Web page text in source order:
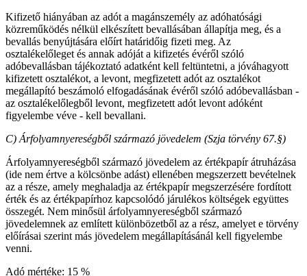
Kifizető hiányában az adót a magánszemély az adóhatósági
közreműködés nélkül elkészített bevallásában állapítja meg, és a
bevallás benyújtására előírt határidőig fizeti meg. Az
osztalékelőleget és annak adóját a kifizetés évéről szóló
adóbevallásban tájékoztató adatként kell feltüntetni, a jóváhagyott
kifizetett osztalékot, a levont, megfizetett adót az osztalékot
megállapító beszámoló elfogadásának évéről szóló adóbevallásban -
az osztalékelőlegből levont, megfizetett adót levont adóként
figyelembe véve - kell bevallani.
C) Árfolyamnyereségből származó jövedelem (Szja törvény 67.§)
Árfolyamnyereségből származó jövedelem az értékpapír átruházása
(ide nem értve a kölcsönbe adást) ellenében megszerzett bevételnek
az a része, amely meghaladja az értékpapír megszerzésére fordított
érték és az értékpapírhoz kapcsolódó járulékos költségek együttes
összegét. Nem minősül árfolyamnyereségből származó
jövedelemnek az említett különbözetből az a rész, amelyet e törvény
előírásai szerint más jövedelem megállapításánál kell figyelembe
venni.
Adó mértéke: 15 %